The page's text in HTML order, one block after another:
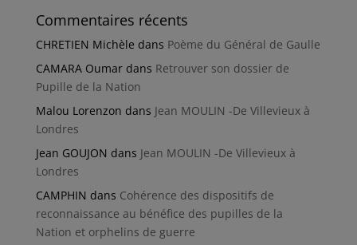
Commentaires récents
CHRETIEN Michèle dans Poème du Général de Gaulle
CAMARA Oumardans Retrouver son dossier de
Pupille de la Nation
Malou Lorenzon dans Jean MOULIN -De Villevieux à
Londres
Jean GOUJON dans Jean MOULIN -De Villevieux à
Londres
CAMPHIN dans Cohérence des dispositifs de
reconnaissance au bénéfice des pupilles de la
Nation et orphelins de guerre